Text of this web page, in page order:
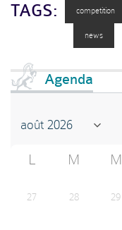
TAGS: competition
news
Agenda
L M M
27 28 29